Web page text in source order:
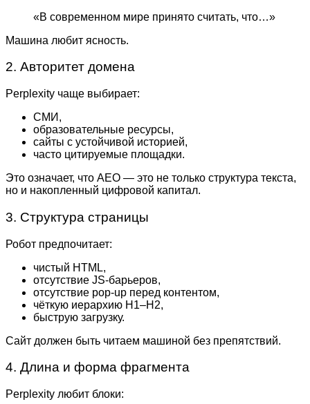
«В современном мире принято считать, что…»
Машина любит ясность.
2. Авторитет домена
Perplexity чаще выбирает:
СМИ,
образовательные ресурсы,
сайты с устойчивой историей,
часто цитируемые площадки.
Это означает, что AEO — это не только структура текста,
но и накопленный цифровой капитал.
3. Структура страницы
Робот предпочитает:
чистый HTML,
отсутствие JS-барьеров,
отсутствие pop-up перед контентом,
чёткую иерархию H1–H2,
быструю загрузку.
Сайт должен быть читаем машиной без препятствий.
4. Длина и форма фрагмента
Perplexity любит блоки: